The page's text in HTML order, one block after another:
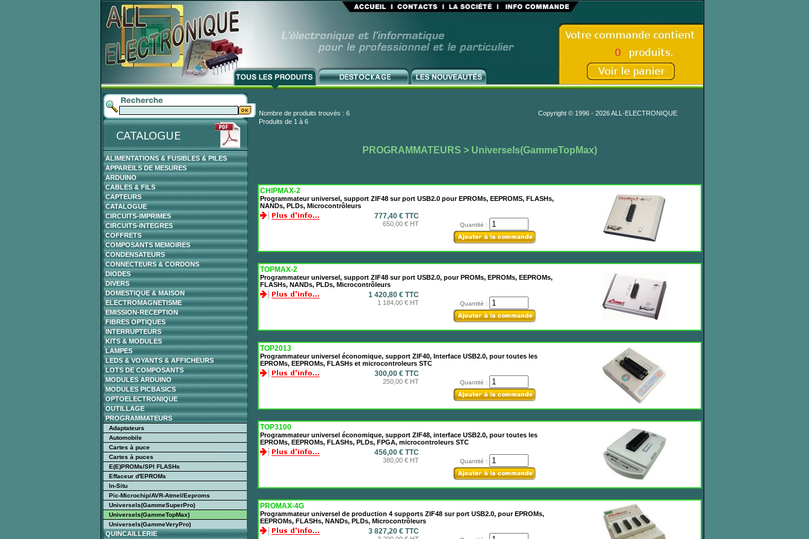
ALIMENTATIONS & FUSIBLES & PILES
APPAREILS DE MESURES
ARDUINO
CABLES & FILS
CAPTEURS
CATALOGUE
CIRCUITS-IMPRIMES
CIRCUITS-INTEGRES
COFFRETS
COMPOSANTS MEMOIRES
CONDENSATEURS
CONNECTEURS & CORDONS
DIODES
DIVERS
DOMESTIQUE & MAISON
ELECTROMAGNETISME
EMISSION-RECEPTION
FIBRES OPTIQUES
INTERRUPTEURS
KITS & MODULES
LAMPES
LEDS & VOYANTS & AFFICHEURS
LOTS DE COMPOSANTS
MODULES ARDUINO
MODULES PICBASICS
OPTOELECTRONIQUE
OUTILLAGE
PROGRAMMATEURS
Adaptateurs
Automobile
Cartes à puce
Cartes à puces
E(E)PROMs/SPI FLASHs
Effaceur d'EPROMs
In-Situ
Pic-Microchip/AVR-Atmel/Eeproms
Universels(GammeSuperPro)
Universels(GammeTopMax)
Universels(GammeVeryPro)
QUINCAILLERIE
Nombre de produits trouvés : 6
Copyright © 1996 - 2026 ALL-ELECTRONIQUE
Produits de 1 à 6
PROGRAMMATEURS > Universels(GammeTopMax)
CHIPMAX-2
Programmateur universel, support ZIF48 sur port USB2.0 pour EPROMs, EEPROMS, FLASHs,
NANDs, PLDs, Microcontrôleurs
777,40 € TTC
650,00 € HT Quantité :
TOPMAX-2
Programmateur universel, support ZIF48 sur port USB2.0, pour PROMs, EPROMs, EEPROMs,
FLASHs, NANDs, PLDs, Microcontrôleurs
1 420,80 € TTC
1 184,00 € HT Quantité :
TOP2013
Programmateur universel économique, support ZIF40, Interface USB2.0, pour toutes les
EPROMs, EEPROMs, FLASHs et microcontroleurs STC
300,00 € TTC
250,00 € HT Quantité :
TOP3100
Programmateur universel économique, support ZIF48, interface USB2.0, pour toutes les
EPROMs, EEPROMs, FLASHs, PLDs, FPGA, microcontroleurs STC
456,00 € TTC
380,00 € HT Quantité :
PROMAX-4G
Programmateur universel de production 4 supports ZIF48 sur port USB2.0, pour EPROMs,
EEPROMs, FLASHs, NANDs, PLDs, Microcontrôleurs
3 827,20 € TTC